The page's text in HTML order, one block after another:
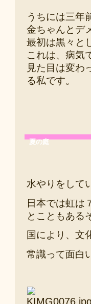
うちには三年
金ちゃんとデ
最初は黒々と
これは、病気
見た目は変わ
る私です。
夏の庭
水やりをして
日本では虹は
とこともある
国により、文
常識って面白